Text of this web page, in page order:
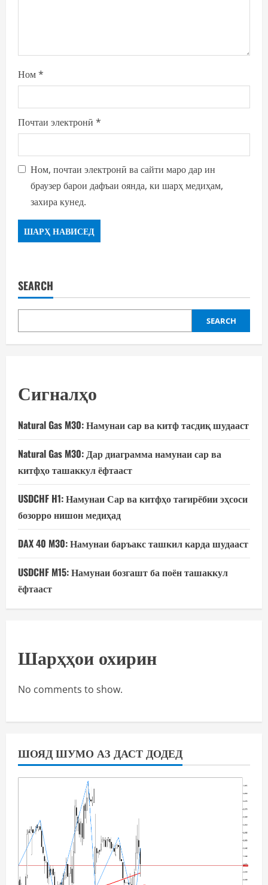
Ном*
Почтаи электронӣ *
Ном, почтаи электронӣ ва сайти маро дар ин
браузер барои дафъаи оянда, ки шарҳ медиҳам,
захира кунед.
SEARCH
SEARCH
Сигналҳо
Natural Gas M30: Намунаи сар ва китф тасдиқ шудааст
Natural Gas M30: Дар диаграмма намунаи сар ва
китфҳо ташаккул ёфтааст
USDCHF H1: Намунаи Сар ва китфҳо тағирёбии эҳсоси
бозорро нишон медиҳад
DAX 40 M30: Намунаи баръакс ташкил карда шудааст
USDCHF M15: Намунаи бозгашт ба поён ташаккул
ёфтааст
Шарҳҳои охирин
No comments to show.
ШОЯД ШУМО АЗ ДАСТ ДОДЕД